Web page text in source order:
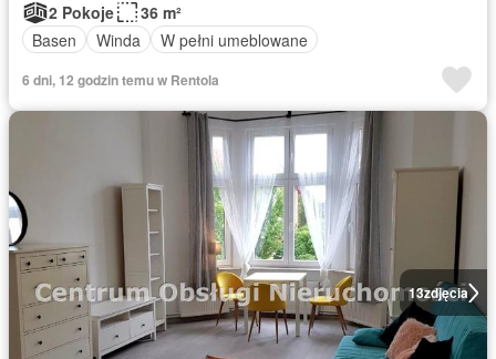
2 Pokoje
36 m²
Basen
Winda W pełni umeblowane
6 dni, 12 godzin temu w Rentola
13zdjęcia